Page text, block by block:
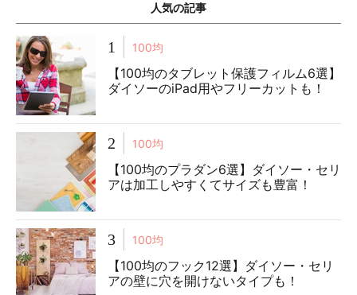
人気の記事
1 100均
【100均のタブレット保護フィルム6選】
ダイソーのiPad用やフリーカットも！
2 100均
【100均のプラダン6選】ダイソー・セリ
アは加工しやすくてサイズも豊富！
3 100均
【100均のフック12選】ダイソー・セリ
アの壁に穴を開けないタイプも！